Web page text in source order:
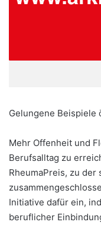
Gelungene Beispiele
Mehr Offenheit und
Berufsalltag zu
RheumaPreis, zu
Initiative dafür ein,
beruflicher